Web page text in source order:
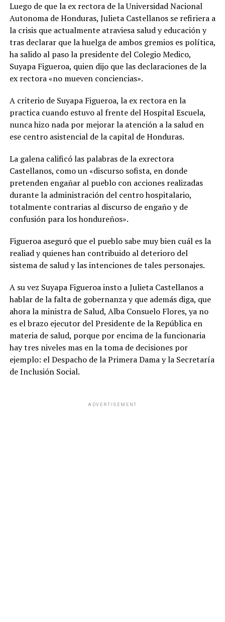
Luego de que la ex rectora de la Universidad Nacional
Autonoma de Honduras, Julieta Castellanos se refiriera a
la crisis que actualmente atraviesa salud y educación y
tras declarar que la huelga de ambos gremios es política,
ha salido al paso la presidente del Colegio Medico,
Suyapa Figueroa, quien dijo que las declaraciones de la
ex rectora «no mueven conciencias».
A criterio de Suyapa Figueroa, la ex rectora en la
practica cuando estuvo al frente del Hospital Escuela,
nunca hizo nada por mejorar la atención a la salud en
ese centro asistencial de la capital de Honduras.
La galena calificó las palabras de la exrectora
Castellanos, como un «discurso sofista, en donde
pretenden engañar al pueblo con acciones realizadas
durante la administración del centro hospitalario,
totalmente contrarias al discurso de engaño y de
confusión para los hondureños».
Figueroa aseguró que el pueblo sabe muy bien cuál es la
realiad y quienes han contribuido al deterioro del
sistema de salud y las intenciones de tales personajes.
A su vez Suyapa Figueroa insto a Julieta Castellanos a
hablar de la falta de gobernanza y que además diga, que
ahora la ministra de Salud, Alba Consuelo Flores, ya no
es el brazo ejecutor del Presidente de la República en
materia de salud, porque por encima de la funcionaria
hay tres niveles mas en la toma de decisiones por
ejemplo: el Despacho de la Primera Dama y la Secretaría
de Inclusión Social.
ADVERTISEMENT